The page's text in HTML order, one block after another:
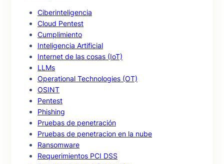
Ciberinteligencia
Cloud Pentest
Cumplimiento
Inteligencia Artificial
Internet de las cosas (IoT)
LLMs
Operational Technologies (OT)
OSINT
Pentest
Phishing
Pruebas de penetración
Pruebas de penetracion en la nube
Ransomware
Requerimientos PCI DSS